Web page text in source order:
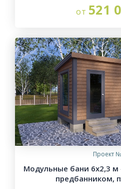
521
Проект
Модульные бани 6х2,3
предбанником,